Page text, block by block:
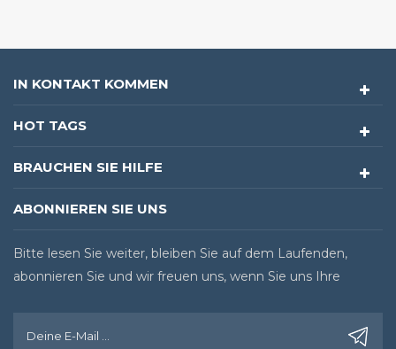
IN KONTAKT KOMMEN
HOT TAGS
BRAUCHEN SIE HILFE
ABONNIEREN SIE UNS
Bitte lesen Sie weiter, bleiben Sie auf dem Laufenden,
abonnieren Sie und wir freuen uns, wenn Sie uns Ihre